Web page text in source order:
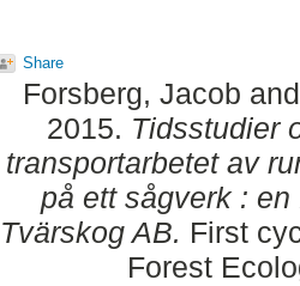
Share
Forsberg, Jacob
2015. Tidsstudier
transportarbetet av
på ett sågverk :
Tvärskog AB. First
Forest